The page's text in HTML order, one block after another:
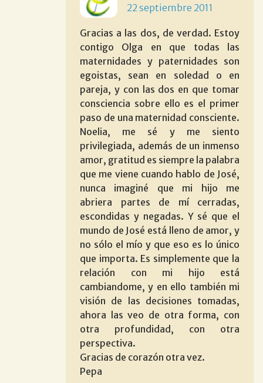
22 septiembre 2011
Gracias a las dos, de verdad. Estoy
contigo Olga en que todas las
maternidades y paternidades son
egoistas, sean en soledad o en
pareja, y con las dos en que tomar
consciencia sobre ello es el primer
paso de una maternidad consciente.
Noelia, me sé y me siento
privilegiada, además de un inmenso
amor, gratitud es siempre la palabra
que me viene cuando hablo de José,
nunca imaginé que mi hijo me
abriera partes de mí cerradas,
escondidas y negadas. Y sé que el
mundo de José está lleno de amor, y
no sólo el mío y que eso es lo único
que importa. Es simplemente que la
relación con mi hijo está
cambiandome, y en ello también mi
visión de las decisiones tomadas,
ahora las veo de otra forma, con
otra profundidad, con otra
perspectiva.
Gracias de corazón otra vez.
Pepa